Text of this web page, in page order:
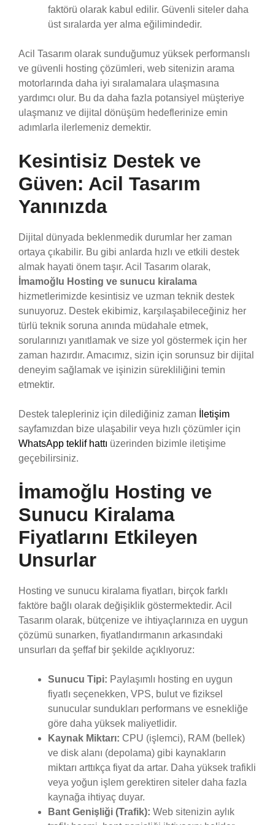
faktörü olarak kabul edilir. Güvenli siteler daha
üst sıralarda yer alma eğilimindedir.
Acil Tasarım olarak sunduğumuz yüksek performanslı
ve güvenli hosting çözümleri, web sitenizin arama
motorlarında daha iyi sıralamalara ulaşmasına
yardımcı olur. Bu da daha fazla potansiyel müşteriye
ulaşmanız ve dijital dönüşüm hedeflerinize emin
adımlarla ilerlemeniz demektir.
Kesintisiz Destek ve
Güven: Acil Tasarım
Yanınızda
Dijital dünyada beklenmedik durumlar her zaman
ortaya çıkabilir. Bu gibi anlarda hızlı ve etkili destek
almak hayati önem taşır. Acil Tasarım olarak,
İmamoğlu Hosting ve sunucu kiralama
hizmetlerimizde kesintisiz ve uzman teknik destek
sunuyoruz. Destek ekibimiz, karşılaşabileceğiniz her
türlü teknik soruna anında müdahale etmek,
sorularınızı yanıtlamak ve size yol göstermek için her
zaman hazırdır. Amacımız, sizin için sorunsuz bir dijital
deneyim sağlamak ve işinizin sürekliliğini temin
etmektir.
Destek talepleriniz için dilediğiniz zaman
İletişim
sayfamızdan bize ulaşabilir veya hızlı çözümler için
WhatsApp teklif hattı üzerinden bizimle iletişime
geçebilirsiniz.
İmamoğlu Hosting ve
Sunucu Kiralama
Fiyatlarını Etkileyen
Unsurlar
Hosting ve sunucu kiralama fiyatları, birçok farklı
faktöre bağlı olarak değişiklik göstermektedir. Acil
Tasarım olarak, bütçenize ve ihtiyaçlarınıza en uygun
çözümü sunarken, fiyatlandırmanın arkasındaki
unsurları da şeffaf bir şekilde açıklıyoruz:
Sunucu Tipi: Paylaşımlı hosting en uygun
fiyatlı seçenekken, VPS, bulut ve fiziksel
sunucular sundukları performans ve esnekliğe
göre daha yüksek maliyetlidir.
Kaynak Miktarı: CPU (işlemci), RAM (bellek)
ve disk alanı (depolama) gibi kaynakların
miktarı arttıkça fiyat da artar. Daha yüksek trafikli
veya yoğun işlem gerektiren siteler daha fazla
kaynağa ihtiyaç duyar.
Bant Genişliği (Trafik): Web sitenizin aylık